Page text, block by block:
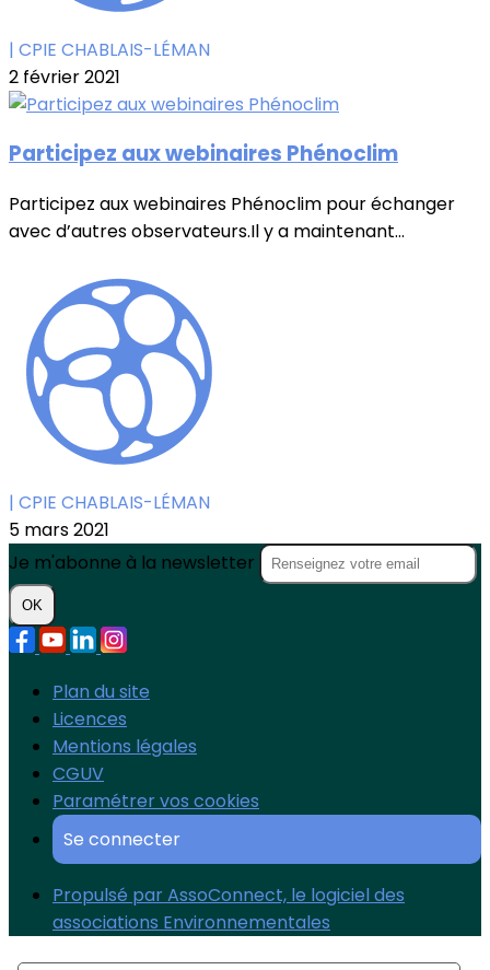
| CPIE CHABLAIS-LÉMAN
2 février 2021
Participez aux webinaires Phénoclim
Participez aux webinaires Phénoclim pour échanger
avec d’autres observateurs.Il y a maintenant...
| CPIE CHABLAIS-LÉMAN
5 mars 2021
Je m'abonne à la newsletter
OK
Plan du site
Licences
Mentions légales
CGUV
Paramétrer vos cookies
Se connecter
Propulsé par AssoConnect, le logiciel des
associations Environnementales